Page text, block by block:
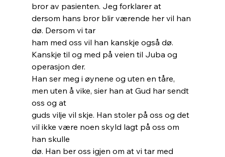
bror av pasienten. Jeg forklarer at
dersom hans bror blir værende her vil han
dø. Dersom vi tar
ham med oss vil han kanskje også dø.
Kanskje til og med på veien til Juba og
operasjon der.
Han ser meg i øynene og uten en tåre,
men uten å vike, sier han at Gud har sendt
oss og at
guds vilje vil skje. Han stoler på oss og det
vil ikke være noen skyld lagt på oss om
han skulle
dø. Han ber oss igjen om at vi tar med